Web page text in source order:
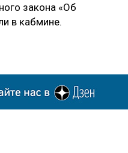
закона «Об
в кабмине.